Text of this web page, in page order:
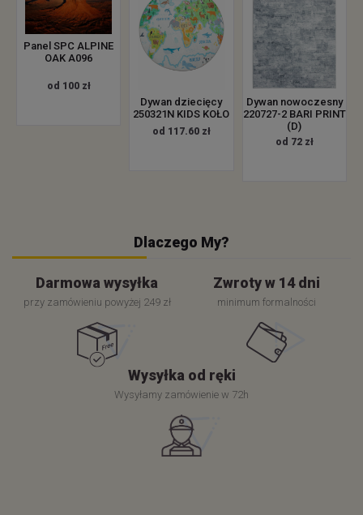
Panel SPC ALPINE
OAK A096
od 100 zł
Dywan dziecięcy
250321N KIDS KOŁO
od 117.60 zł
Dywan nowoczesny
220727-2 BARI PRINT
(D)
od 72 zł
Dlaczego My?
Darmowa wysyłka
przy zamówieniu powyżej 249 zł
Zwroty w 14 dni
minimum formalności
Wysyłka od ręki
Wysyłamy zamówienie w 72h